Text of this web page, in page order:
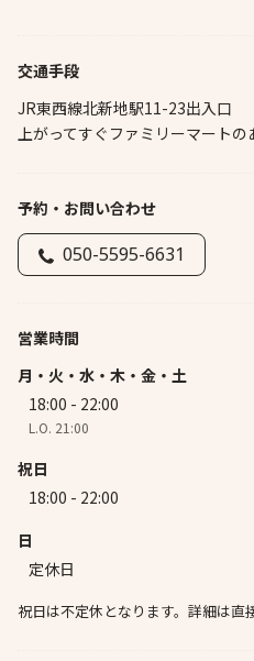
交通手段
JR東西線北新地駅11-23出入口
上がってすぐファミリーマート
予約・お問い合わせ
050-5595-6631
営業時間
月・火・水・木・金・土
18:00 - 22:00
L.O. 21:00
祝日
18:00 - 22:00
日
定休日
祝日は不定休となります。詳細は直